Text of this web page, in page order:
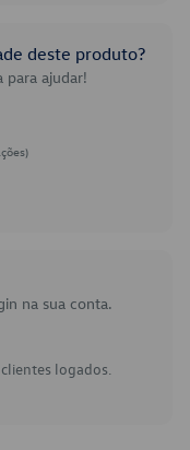
deste produto?
para ajudar!
na sua conta.
logados.